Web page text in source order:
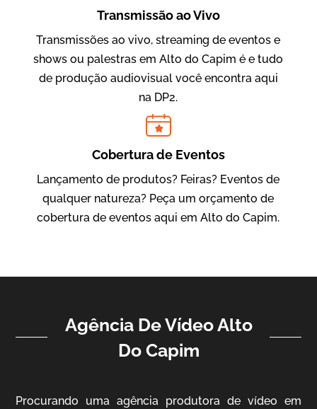
Vídeos para Treinamentos
IBCC
Vídeo Institucional
Vídeo Institucional
Transmissão ao Vivo
Transmissões ao vivo, streaming de eventos e
shows ou palestras em Alto do Capim é e tudo
de produção audiovisual você encontra aqui
na DP2.
Cobertura de Eventos
Lançamento de produtos? Feiras? Eventos de
qualquer natureza? Peça um orçamento de
cobertura de eventos aqui em Alto do Capim.
Agência De Vídeo Alto
Do Capim
Procurando uma agência produtora de vídeo em